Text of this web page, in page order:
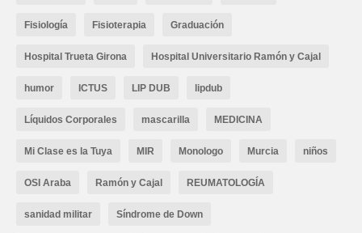
Fisiología Fisioterapia Graduación
Hospital Trueta Girona Hospital Universitario Ramón y Cajal
humor ICTUS LIP DUB lipdub
Líquidos Corporales mascarilla MEDICINA
Mi Clase es la Tuya MIR Monologo Murcia niños
OSI Araba Ramón y Cajal REUMATOLOGÍA
sanidad militar Síndrome de Down